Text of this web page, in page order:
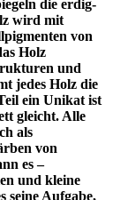
die erdig-
wird mit
von
Holz
und
jedes Holz die
ein Unikat ist
gleicht. Alle
als
von
es –
und kleine
seine Aufgabe,